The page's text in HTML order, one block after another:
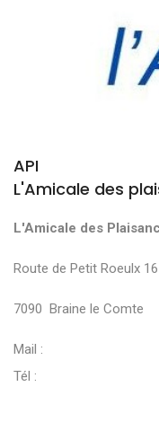
API
L'Amicale des
L'Amicale des
Route de Petit Roeulx
7090 Braine le Comte
Mail :
Tél :